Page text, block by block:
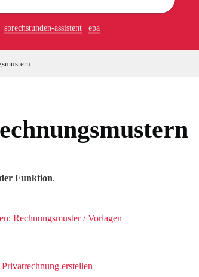
sprechstunden-assistent epa
Funktion.
Rechnungsmuster / Vorlagen
erstellen